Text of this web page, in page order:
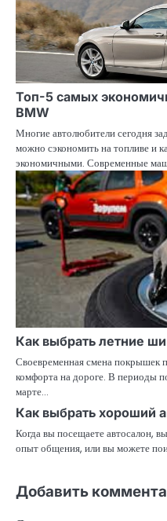
Топ-5 самых
BMW
Многие автолюбители сегодня
можно сэкономить на топливе и
экономичными. Современные
Как выбрать летние
Своевременная смена покрышек
комфорта на дороге. В периоды
марте…
Как выбрать хороший
Когда вы посещаете автосалон,
опыт общения, или вы можете
Добавить